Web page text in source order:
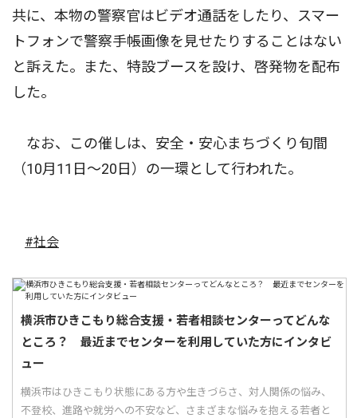
共に、本物の警察官はビデオ通話をしたり、スマー
トフォンで警察手帳画像を見せたりすることはない
と訴えた。また、特設ブースを設け、啓発物を配布
した。
なお、この催しは、安全・安心まちづくり旬間
（10月11日〜20日）の一環として行われた。
#社会
横浜市ひきこもり総合支援・若者相談センターってどんな
ところ？ 最近までセンターを利用していた方にインタビ
ュー
横浜市はひきこもり状態にある方や生きづらさ、対人関係の悩み、
不登校、進路や就労への不安など、さまざまな悩みを抱える若者と